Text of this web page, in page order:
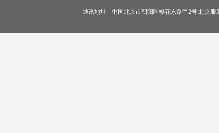
通讯地址：中国北京市朝阳区樱花东路甲2号 北京服